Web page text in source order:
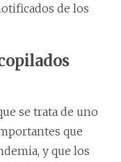
de los
se trata de uno
que
y que los